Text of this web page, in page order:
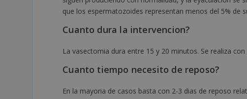
que los espermatozoides representan menos del 5% de
Cuanto dura la intervencion?
La vasectomia dura entre 15 y 20 minutos. Se realiza
Cuanto tiempo necesito de reposo?
En la mayoria de casos basta con 2-3 dias de reposo